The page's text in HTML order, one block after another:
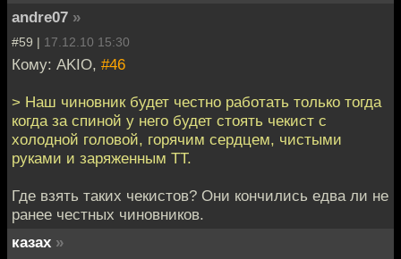
andre07 »
#59 | 17.12.10 15:30
Кому: AKIO, #46
> Наш чиновник будет честно работать только тогда
когда за спиной у него будет стоять чекист с
холодной головой, горячим сердцем, чистыми
руками и заряженным ТТ.
Где взять таких чекистов? Они кончились едва ли не
ранее честных чиновников.
казах »